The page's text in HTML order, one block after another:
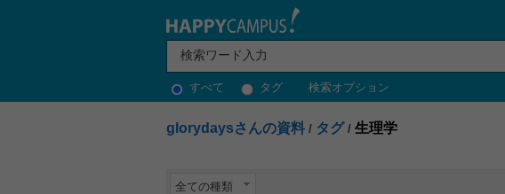
すべて タグ 検索オプション
glorydaysさんの資料 / タグ / 生理学
全ての種類